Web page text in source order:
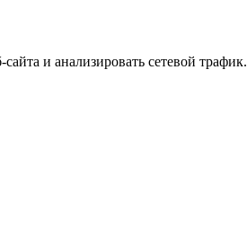
и анализировать сетевой трафик.